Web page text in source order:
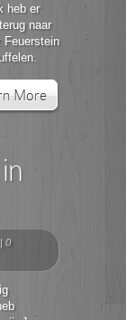
heb er
naar
Feuerstein
More
| 0